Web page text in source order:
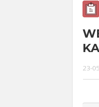
23-